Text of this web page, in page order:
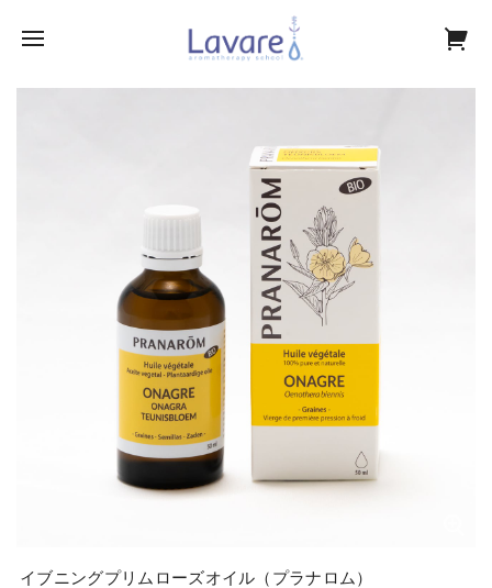
イブニングプリムローズオイル（プラナロム）